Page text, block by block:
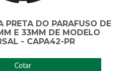
PRETA DO PARAFUSO DE
E 33MM DE MODELO
- CAPA42-PR
Cotar